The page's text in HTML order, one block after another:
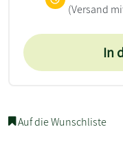
(Versand
In
Auf die Wunschliste